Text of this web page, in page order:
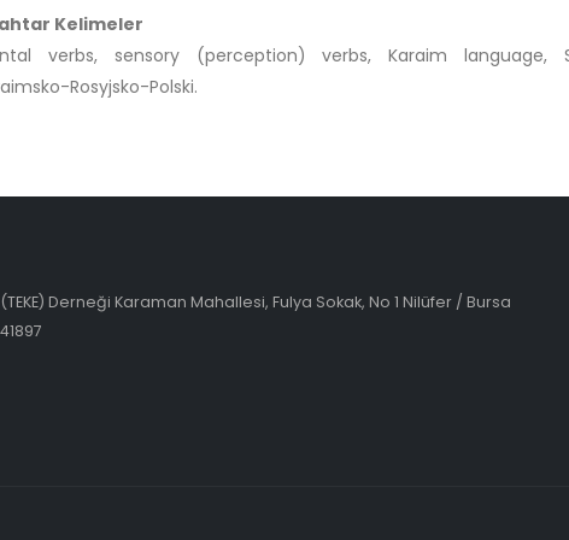
Kelimeler
verbs, sensory (perception) verbs, Karaim language,
Rosyjsko-Polski.
Derneği Karaman Mahallesi, Fulya Sokak, No 1 Nilüfer / Bursa